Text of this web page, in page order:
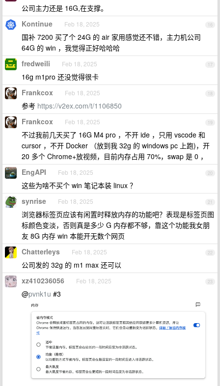
公司主力还是 16G,在支撑。
16
Kontinue Feb 18, 2025
国补 7200 买了个 24G 的 air 家用感觉还不错，主力机公司
64G 的 win ，我觉得正好哈哈哈
17
fredweili Feb 18, 2025
16g m1pro 还没觉得很卡
18
Frankcox Feb 18, 2025
参考 https://v2ex.com/t/1106850
19
Frankcox Feb 18, 2025
不过我前几天买了 16G M4 pro ，不开 ide ，只用 vscode 和
cursor ，不开 Docker （放到我 32g 的 windows pc 上跑)，开
20 多个 Chrome+放视频，目前内存占用 70%，swap 是 0 ，
20
EngAPI Feb 18, 2025
这些为啥不买个 win 笔记本装 linux ？
21
synrise Feb 18, 2025
浏览器标签页应该有闲置时释放内存的功能吧？表现是标签页图
标颜色变淡，否则真是多少 G 内存都不够，靠这个功能我女朋
友 8G 内存 win 本能开无数个网页
22
Chatterleys Feb 18, 2025
公司发的 32g 的 m1 max 还可以
23
xz410236056 Feb 18, 2025
@pvnk1u #3